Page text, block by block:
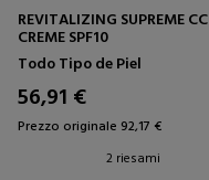
REVITALIZING SUPREME CC
CREME SPF10
Todo Tipo de Piel
56,91 €
Prezzo originale 92,17 €
2 riesami